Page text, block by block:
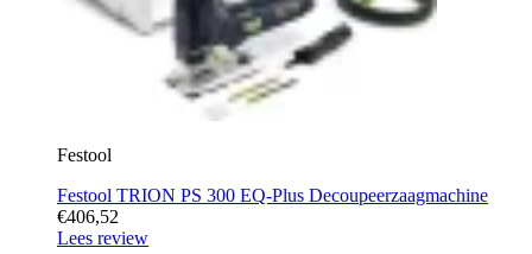
Festool
Festool TRION PS 300 EQ-Plus Decoupeerzaagmachine
€406,52
Lees review